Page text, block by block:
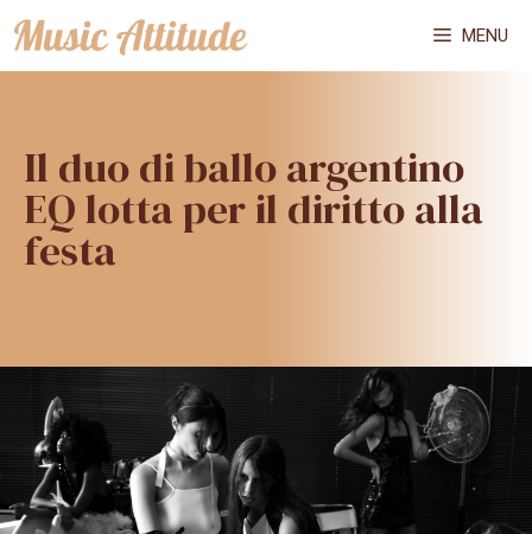
Vai
al
MENU
Il duo di ballo argentino
EQ lotta per il diritto alla
festa